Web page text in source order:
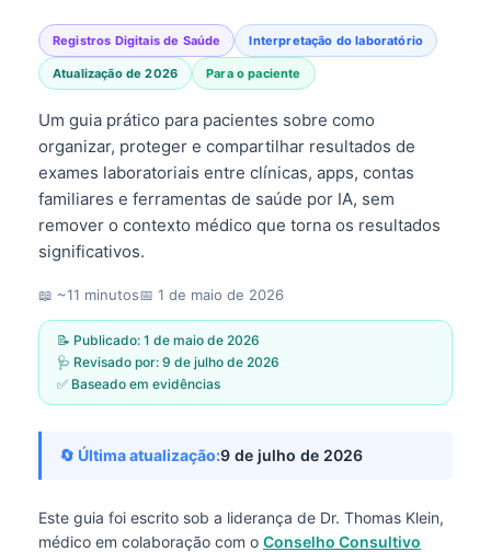
Registros Digitais de Saúde Interpretação do laboratório
Atualização de 2026 Para o paciente
Um guia prático para pacientes sobre como
organizar, proteger e compartilhar resultados de
exames laboratoriais entre clínicas, apps, contas
familiares e ferramentas de saúde por IA, sem
remover o contexto médico que torna os resultados
significativos.
📖 ~11 minutos📅 1 de maio de 2026
📝 Publicado: 1 de maio de 2026
🩺 Revisado por: 9 de julho de 2026
✅ Baseado em evidências
🔄 Última atualização:9 de julho de 2026
Este guia foi escrito sob a liderança de Dr. Thomas Klein,
médico em colaboração com o Conselho Consultivo